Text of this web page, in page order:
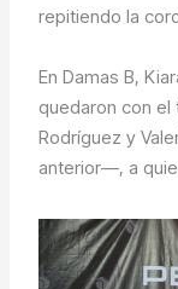
repitiendo la
En Damas B,
quedaron con el
Rodríguez y
anterior—, a